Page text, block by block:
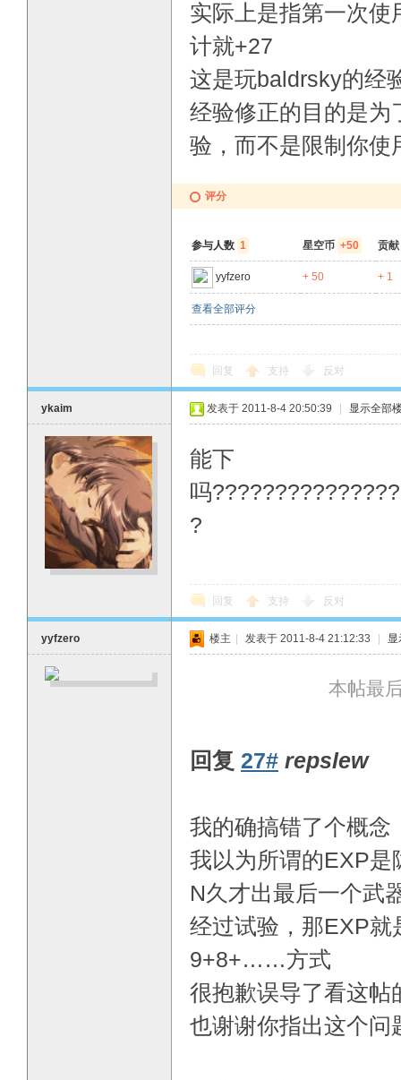
实际上是指第一次
计就+27
这是玩baldrsky的经
经验修正的目的是为
验，而不是限制你使
评分
参与人数 1 星空币 +50 贡献
yyfzero + 50 + 1
查看全部评分
回复 支持 反对
ykaim 发表于 2011-8-4 20:50:39 显示全部
能下
吗
?
回复 支持 反对
yyfzero 楼主 发表于 2011-8-4 21:12:33 显
本帖最
回复 27# repslew
我的确搞错了个概念
我以为所谓的EXP是
N久才出最后一个武
经过试验，那EXP就
9+8+……方式
很抱歉误导了看这帖
也谢谢你指出这个问